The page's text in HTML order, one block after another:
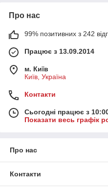
Про нас
99% позитивних з 242
Працює з 13.09.2014
м. Київ
Київ, Україна
Контакти
Сьогодні працює з
Показати весь графік
Про нас
Контакти